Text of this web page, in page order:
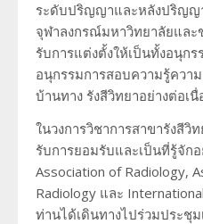
ระดับปริญญาและหลังปริญ
จุฬาลงกรณ์มหาวิทยาลัยแล
รับการแต่งตั้งให้เป็นทั้งอนุก
อนุกรรมการสอบความรู้ควา
บ้านทาง รังสีวิทยาอย่างต่อเนื่
ในวงการวิชาการสาขารังสี
รับการยอมรับและเป็นที่รู้จัก
Association of Radiology,
Radiology และ
ท่านได้เดินทางไปร่วมประชุ